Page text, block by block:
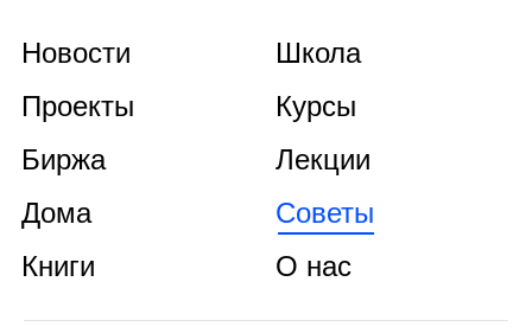
Новости
Проекты
Биржа
Дома
Книги
Школа
Курсы
Лекции
Советы
О нас